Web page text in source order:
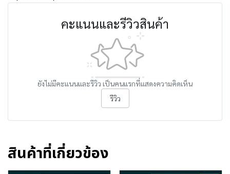
คะแนนและรีวิวสินค้า
ยังไม่มีคะแนนและรีวิว เป็นคนแรกที่แสดงความคิดเห็น
รีวิว
สินค้าที่เกี่ยวข้อง